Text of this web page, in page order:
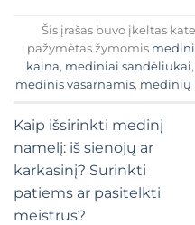
Šis įrašas buvo įkeltas
pažymėtas žymomis
kaina, mediniai sandėliukai,
medinis vasarnamis, medinių
Kaip išsirinkti medinį
namelį: iš sienojų ar
karkasinį? Surinkti
patiems ar pasitelkti
meistrus?